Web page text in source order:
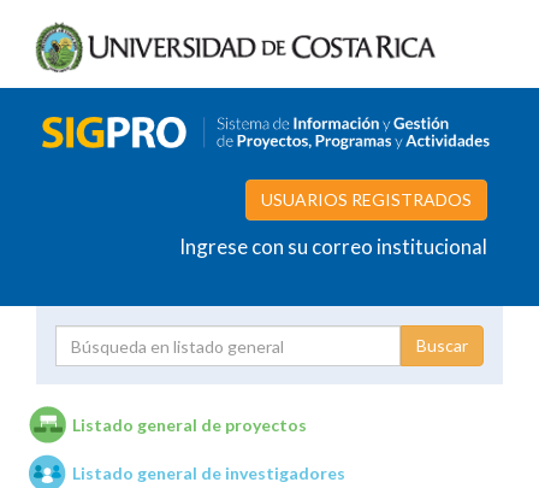
USUARIOS REGISTRADOS
Ingrese con su correo institucional
Unidades de investigación
Listado general de proyectos
Listado general de investigadores